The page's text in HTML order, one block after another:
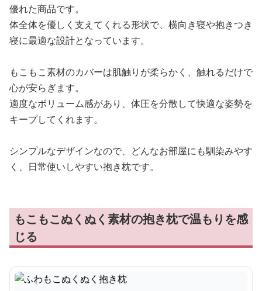
優れた商品です。
体全体を優しく支えてくれる形状で、横向き寝や抱きつき
寝に最適な設計となっています。
もこもこ素材のカバーは肌触りが柔らかく、触れるだけで
心が安らぎます。
適度なボリューム感があり、体圧を分散して快適な姿勢を
キープしてくれます。
シンプルなデザインなので、どんなお部屋にも馴染みやす
く、日常使いしやすい抱き枕です。
もこもこぬくぬく素材の抱き枕で温もりを感
じる